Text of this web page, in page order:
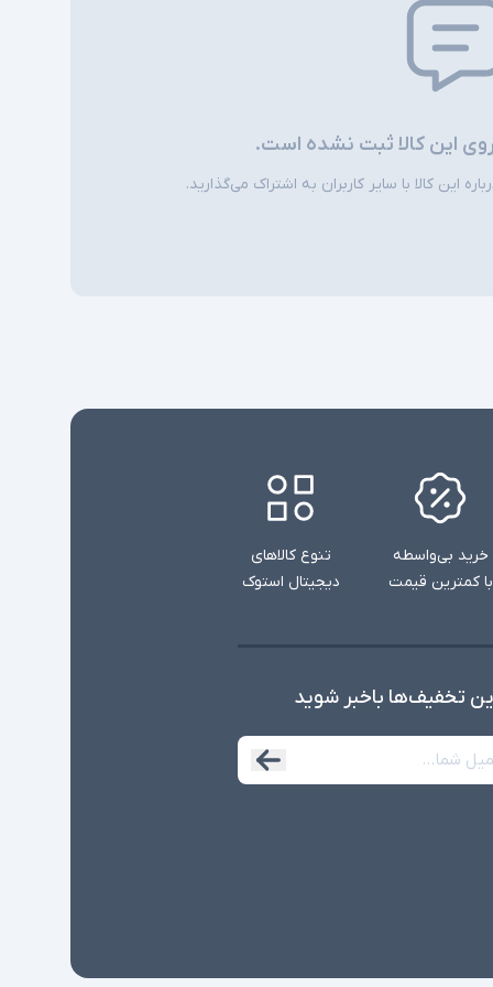
مدلها موجود نباشد
این کالا ثبت نشده است.
این کالا با سایر کاربران به اشتراک می‌گذارید.
خرید بی‌واسطه
با کمترین قیمت
تنوع کالاهای
دیجیتال استوک
تخفیف‌ها با‌خبر شوید